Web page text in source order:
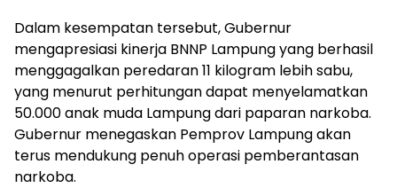
Dalam kesempatan tersebut, Gubernur
mengapresiasi kinerja BNNP Lampung yang berhasil
menggagalkan peredaran 11 kilogram lebih sabu,
yang menurut perhitungan dapat menyelamatkan
50.000 anak muda Lampung dari paparan narkoba.
Gubernur menegaskan Pemprov Lampung akan
terus mendukung penuh operasi pemberantasan
narkoba.